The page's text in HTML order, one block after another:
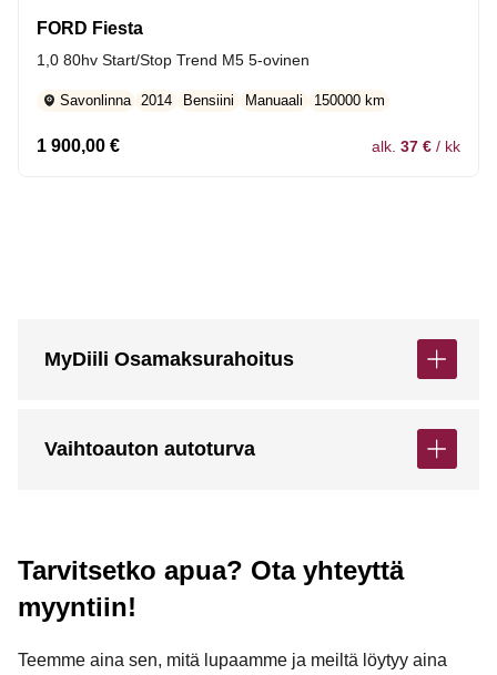
FORD Fiesta
1,0 80hv Start/Stop Trend M5 5-ovinen
Savonlinna 2014 Bensiini Manuaali 150000 km
1 900,00 € alk. 37 € / kk
MyDiili Osamaksurahoitus
Vaihtoauton autoturva
Tarvitsetko apua? Ota yhteyttä
myyntiin!
Teemme aina sen, mitä lupaamme ja meiltä löytyy aina